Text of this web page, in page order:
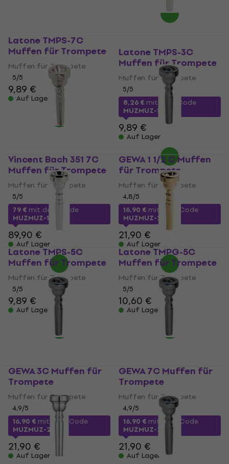
Latone TMPS-7C
Muffen für Trompete
Muffen für Trompete
5/5
9,89 €
Auf Lager
Latone TMPS-3C
Muffen für Trompete
Muffen für Trompete
5/5
8,26 € mit dem Code
MUZMUZ-15
9,89 €
Auf Lager
Vincent Bach 351 7C
Muffen für Trompete
Muffen für Trompete
5/5
79 € mit dem Code
MUZMUZ-10
89,90 €
Auf Lager
GEWA 1 1/2 C Muffen
für Trompete
Muffen für Trompete
4,8/5
16,90 € mit dem Code
MUZMUZ-20
21,90 €
Auf Lager
Latone TMPS-5C
Muffen für Trompete
Muffen für Trompete
5/5
9,89 €
Auf Lager
Latone TMPG-5C
Muffen für Trompete
Muffen für Trompete
5/5
10,60 €
Auf Lager
GEWA 3C Muffen für
Trompete
Muffen für Trompete
4,9/5
16,90 € mit dem Code
MUZMUZ-20
21,90 €
Auf Lager
GEWA 7C Muffen für
Trompete
Muffen für Trompete
4,9/5
16,90 € mit dem Code
MUZMUZ-20
21,90 €
Auf Lager